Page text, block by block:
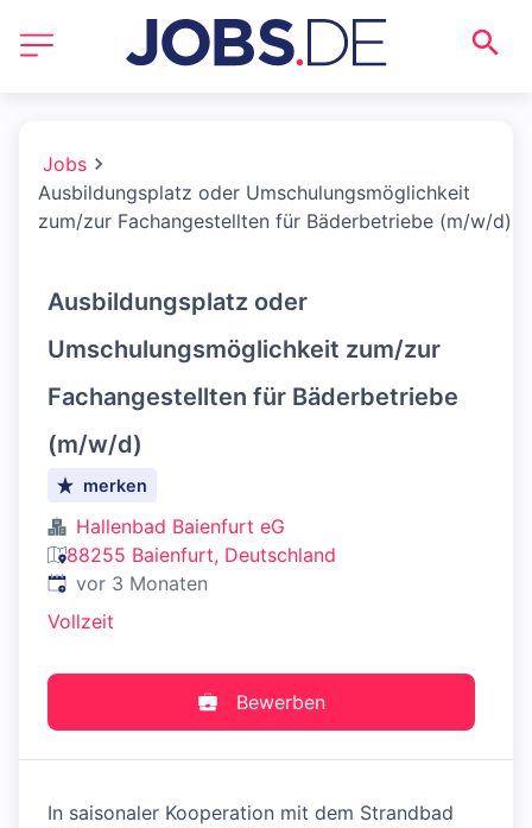
Jobs
Ausbildungsplatz oder Umschulungsmöglichkeit
zum/zur Fachangestellten für Bäderbetriebe (m/w/d)
Ausbildungsplatz oder
Umschulungsmöglichkeit zum/zur
Fachangestellten für Bäderbetriebe
(m/w/d)
merken
Hallenbad Baienfurt eG
88255 Baienfurt, Deutschland
Veröffentlicht:
vor 3 Monaten
Vollzeit
Bewerben
In saisonaler Kooperation mit dem Strandbad